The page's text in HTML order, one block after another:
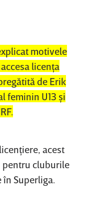
motivele
licenţa
de Erik
feminin U13 şi
acest
cluburile
Superliga.